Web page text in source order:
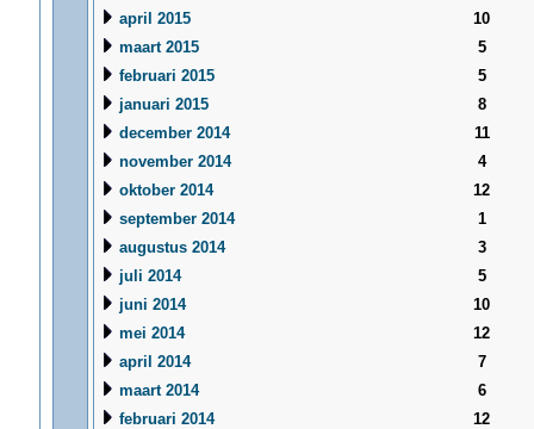
april 2015
10
maart 2015
5
februari 2015
5
januari 2015
8
december 2014
11
november 2014
4
oktober 2014
12
september 2014
1
augustus 2014
3
juli 2014
5
juni 2014
10
mei 2014
12
april 2014
7
maart 2014
6
februari 2014
12